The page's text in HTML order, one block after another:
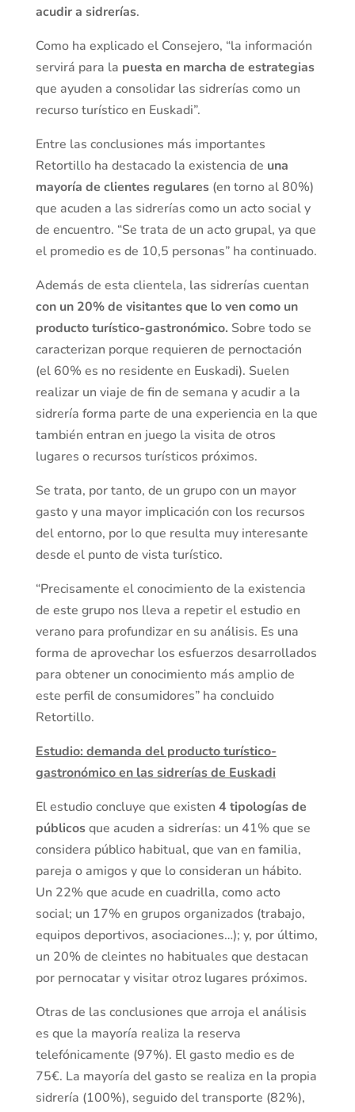
acudir a sidrerías.
Como ha explicado el Consejero, “la información
servirá para la puesta en marcha de estrategias
que ayuden a consolidar las sidrerías como un
recurso turístico en Euskadi”.
Entre las conclusiones más importantes
Retortillo ha destacado la existencia de una
mayoría de clientes regulares(en torno al 80%)
que acuden a las sidrerías como un acto social y
de encuentro. “Se trata de un acto grupal, ya que
el promedio es de 10,5 personas” ha continuado.
Además de esta clientela, las sidrerías cuentan
con un 20% de visitantes que lo ven como un
producto turístico-gastronómico. Sobre todo se
caracterizan porque requieren de pernoctación
(el 60% es no residente en Euskadi). Suelen
realizar un viaje de fin de semana y acudir a la
sidrería forma parte de una experiencia en la que
también entran en juego la visita de otros
lugares o recursos turísticos próximos.
Se trata, por tanto, de un grupo con un mayor
gasto y una mayor implicación con los recursos
del entorno, por lo que resulta muy interesante
desde el punto de vista turístico.
“Precisamente el conocimiento de la existencia
de este grupo nos lleva a repetir el estudio en
verano para profundizar en su análisis. Es una
forma de aprovechar los esfuerzos desarrollados
para obtener un conocimiento más amplio de
este perfil de consumidores” ha concluido
Retortillo.
Estudio: demanda del producto turístico-
gastronómico en las sidrerías de Euskadi
El estudio concluye que existen 4 tipologías de
públicosque acuden a sidrerías: un 41% que se
considera público habitual, que van en familia,
pareja o amigos y que lo consideran un hábito.
Un 22% que acude en cuadrilla, como acto
social; un 17% en grupos organizados (trabajo,
equipos deportivos, asociaciones…); y, por último,
un 20% de cleintes no habituales que destacan
por pernocatar y visitar otroz lugares próximos.
Otras de las conclusiones que arroja el análisis
es que la mayoría realiza la reserva
telefónicamente (97%). El gasto medio es de
75€. La mayoría del gasto se realiza en la propia
sidrería (100%), seguido del transporte (82%),